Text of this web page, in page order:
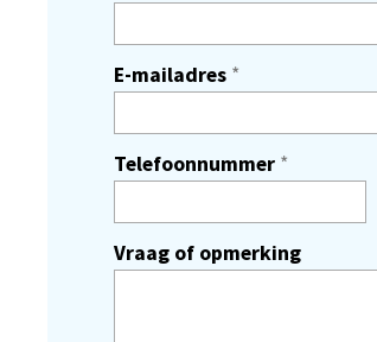
E-mailadres *
Telefoonnummer *
Vraag of opmerking